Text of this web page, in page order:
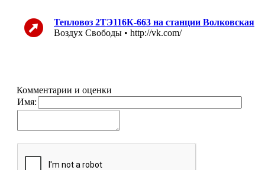
Тепловоз 2ТЭ116К-663 на станции Волковская
Воздух Свободы • http://vk.com/
Комментарии и оценки
Имя: